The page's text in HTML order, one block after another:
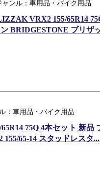
ンル：車用品・バイク用品
VRX2 155/65R14
BRIDGESTONE ブリザ
：車用品・バイク用品
75Q 4本セット 新
65-14 スタッドレスタ...